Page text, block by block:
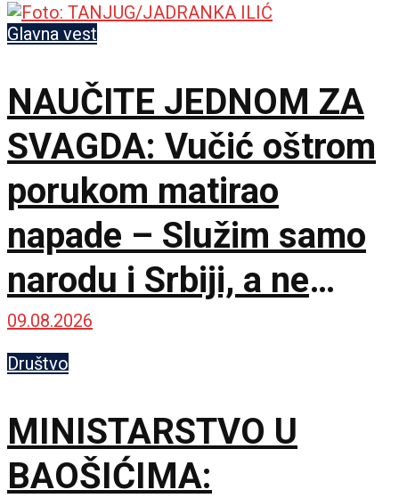
Glavna vest
NAUČITE JEDNOM ZA
SVAGDA: Vučić oštrom
porukom matirao
napade – Služim samo
narodu i Srbiji, a ne
stranim silama
09.08.2026
Društvo
MINISTARSTVO U
BAOŠIĆIMA: